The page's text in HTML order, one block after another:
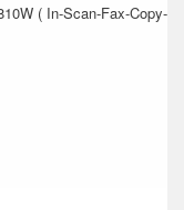
( In-Scan-Fax-Copy-